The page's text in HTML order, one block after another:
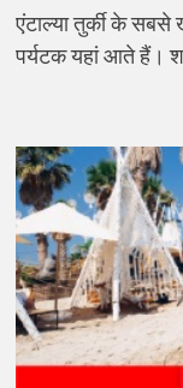
एंटाल्या तुर्की के
पर्यटक यहां आते हैं।